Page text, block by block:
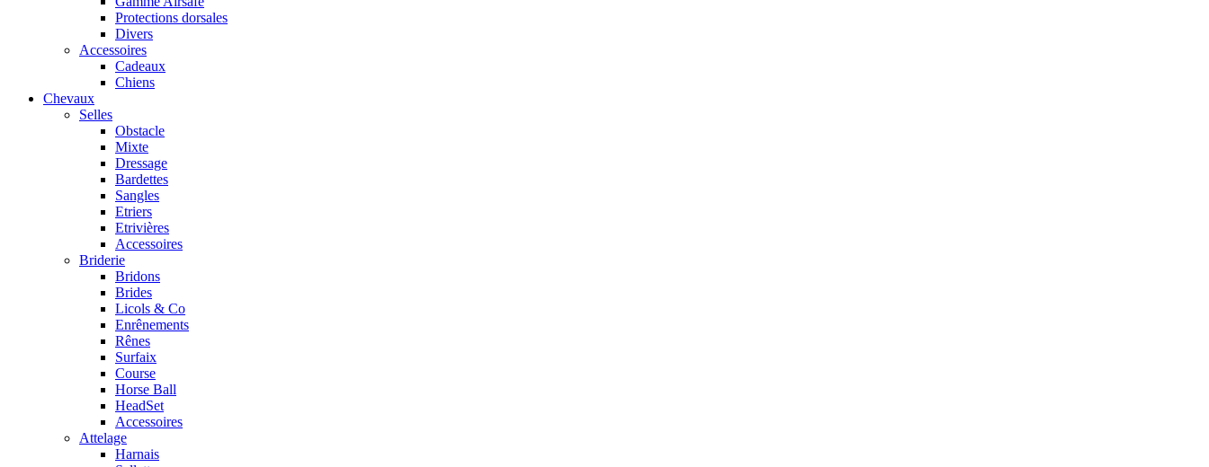
Protections dorsales
Divers
Accessoires
Cadeaux
Chiens
Chevaux
Selles
Obstacle
Mixte
Dressage
Bardettes
Sangles
Etriers
Etrivières
Accessoires
Briderie
Bridons
Brides
Licols & Co
Enrênements
Rênes
Surfaix
Course
Horse Ball
HeadSet
Accessoires
Attelage
Harnais